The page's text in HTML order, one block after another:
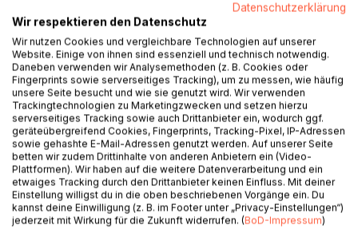
Behind the Drink ist die Wiedergabe meiner Erfahrung als
Barkeeper. Es spiegelt die Schattenseite hinter der Theke
dar, von denen nie gesprochen wird. Dabei werden von
allgemeine Probleme und persönliche Herausforderungen
in der Gastronomie erzählt. Zwischen den Kapiteln werden
Cocktails dargestellt, welche ich selbst verändert oder
kreiert habe.
AUTOR/IN
PRESSESTIMMEN
Datenschutzerklärung
Wir respektieren den Datenschutz
Wir nutzen Cookies und vergleichbare Technologien auf unserer
Website. Einige von ihnen sind essenziell und technisch notwendig.
Daneben verwenden wir Analysemethoden (z. B. Cookies oder
Fingerprints sowie serverseitiges Tracking), um zu messen, wie häufig
unsere Seite besucht und wie sie genutzt wird. Wir verwenden
Trackingtechnologien zu Marketingzwecken und setzen hierzu
serverseitiges Tracking sowie auch Drittanbieter ein, wodurch ggf.
geräteübergreifend Cookies, Fingerprints, Tracking-Pixel, IP-Adressen
sowie gehashte E-Mail-Adressen genutzt werden. Auf unserer Seite
betten wir zudem Drittinhalte von anderen Anbietern ein (Video-
Plattformen). Wir haben auf die weitere Datenverarbeitung und ein
etwaiges Tracking durch den Drittanbieter keinen Einfluss. Mit deiner
Einstellung willigst du in die oben beschriebenen Vorgänge ein. Du
kannst deine Einwilligung (z. B. im Footer unter „Privacy-Einstellungen“)
jederzeit mit Wirkung für die Zukunft widerrufen. (BoD-Impressum)